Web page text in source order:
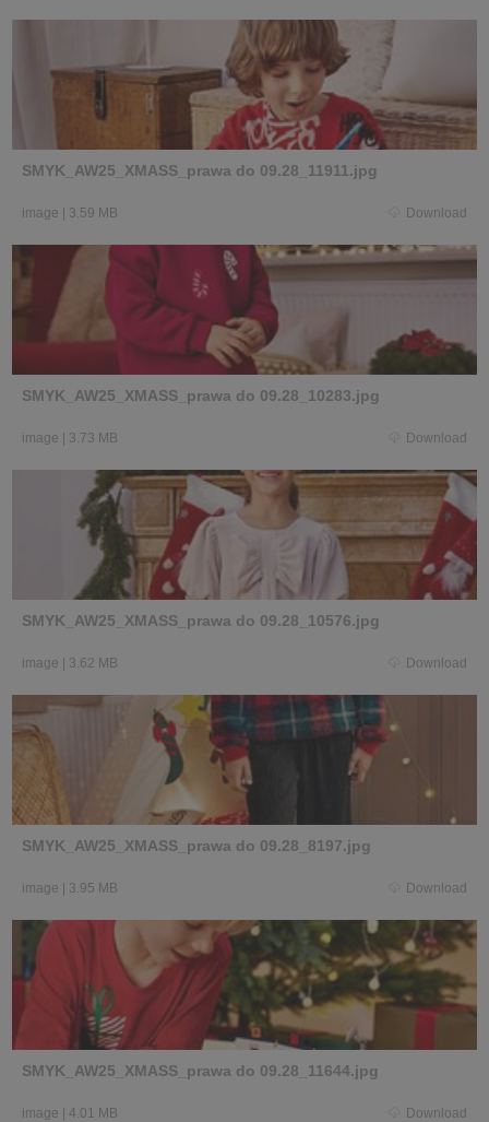
SMYK_AW25_XMASS_prawa do 09.28_11911.jpg
image 3.59 MB Download
SMYK_AW25_XMASS_prawa do 09.28_10283.jpg
image 3.73 MB Download
SMYK_AW25_XMASS_prawa do 09.28_10576.jpg
image 3.62 MB Download
SMYK_AW25_XMASS_prawa do 09.28_8197.jpg
image 3.95 MB Download
SMYK_AW25_XMASS_prawa do 09.28_11644.jpg
image 4.01 MB Download